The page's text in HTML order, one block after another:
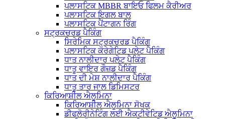
ਪਲਾਸਟਿਕ MBBR ਬਾਇਓ ਫਿਲਮ ਕੈਰੀਅਰ
ਪਲਾਸਟਿਕ ਇਗਲ ਬਾਲ
ਪਲਾਸਟਿਕ ਪੈਂਟਾਗਨ ਰਿੰਗ
ਸਟ੍ਰਕਚਰਡ ਪੈਕਿੰਗ
ਸਿਰੇਮਿਕ ਸਟ੍ਰਕਚਰਡ ਪੈਕਿੰਗ
ਪਲਾਸਟਿਕ ਕੋਰੇਗੇਟਿਡ ਪਲੇਟ ਪੈਕਿੰਗ
ਧਾਤ ਨਾਲੀਦਾਰ ਪਲੇਟ ਪੈਕਿੰਗ
ਧਾਤੂ ਵਾਇਰ ਗੌਜ਼ਡ ਪੈਕਿੰਗ
ਧਾਤ ਦੀ ਮੇਸ਼ ਨਾਲੀਦਾਰ ਪੈਕਿੰਗ
ਧਾਤੂ ਤਾਰ ਜਾਲ ਡਿਮਿਸਟਰ
ਕਿਰਿਆਸ਼ੀਲ ਐਲੂਮਿਨਾ
ਕਿਰਿਆਸ਼ੀਲ ਐਲੂਮਿਨਾ ਸੋਖਕ
ਡੀਫਲੋਰੀਨੇਟਿੰਗ ਲਈ ਐਕਟੀਵੇਟਿਡ ਐਲੂਮਿਨਾ